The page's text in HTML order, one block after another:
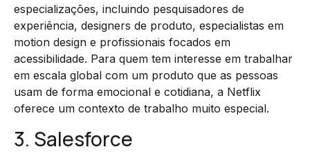
especializações, incluindo pesquisadores de
experiência, designers de produto, especialistas em
motion design e profissionais focados em
acessibilidade. Para quem tem interesse em trabalhar
em escala global com um produto que as pessoas
usam de forma emocional e cotidiana, a Netflix
oferece um contexto de trabalho muito especial.
3. Salesforce